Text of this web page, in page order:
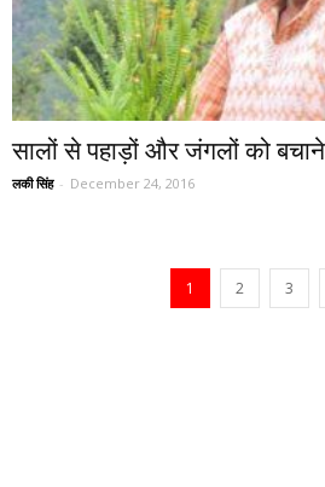
सालों से पहाड़ों और जंगलों को
लकी सिंह - December 24, 2016
1 2 3